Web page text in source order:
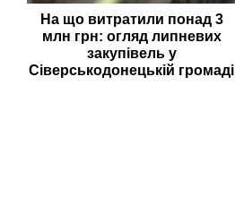
На що витратили понад 3
млн грн: огляд липневих
закупівель у
Сіверськодонецькій громаді